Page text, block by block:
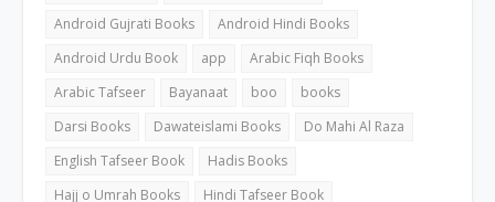
Android Gujrati Books
Android Hindi Books
Android Urdu Book
app
Arabic Fiqh Books
Arabic Tafseer
Bayanaat boo
books
Darsi Books
Dawateislami Books
Do Mahi Al Raza
English Tafseer Book
Hadis Books
Hajj o Umrah Books
Hindi Tafseer Book